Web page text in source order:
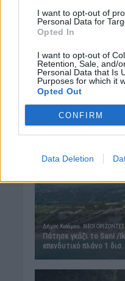
I want to opt-out of
Personal Data for
Opted In
I want to opt-out of
Retention, Sale, and/
Personal Data that Is
Purposes for which it
Opted Out
CONFIRM
Data Deletion
Δημοφιλή αυτή